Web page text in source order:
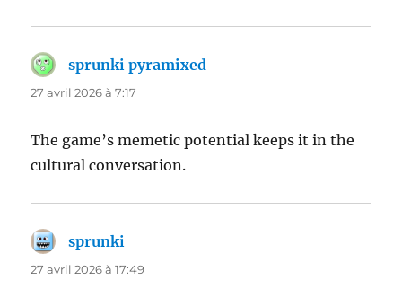
sprunki pyramixed
27 avril 2026 à 7:17
The game’s memetic potential keeps it in the
cultural conversation.
sprunki
27 avril 2026 à 17:49